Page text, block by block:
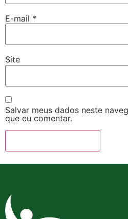
E-mail *
Site
Salvar meus dados neste
que eu comentar.